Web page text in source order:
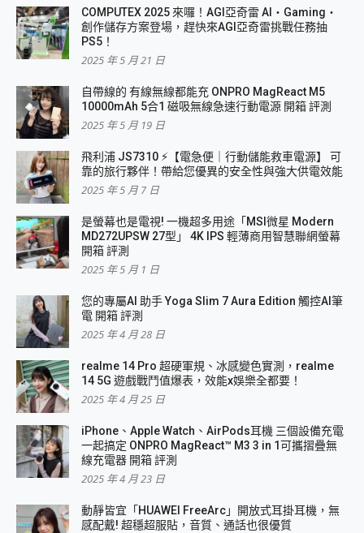
COMPUTEX 2025 來囉！AGI亞奇雷 AI・Gaming・
創作儲存方案登場，趕快來AGI亞奇雷挑戰任務抽
PS5！
2025 年 5 月 21 日
自帶線的 有線無線都能充 ONPRO MagReact M5
10000mAh 5合1 磁吸無線急速行動電源 開箱 評測
2025 年 5 月 19 日
飛利浦 JS7310 ⚡【電急便｜行動儲能救車電源】 可
靠的旅行夥伴！帶給您優異的安全性與強大供電效能
2025 年 5 月 7 日
是螢幕也是電視! 一機超多用途「MSI微星 Modern
MD272UPSW 27型」 4K IPS 輕薄商用智慧聯網螢幕
開箱 評測
2025 年 5 月 1 日
您的專屬AI 助手 Yoga Slim 7 Aura Edition 觸控AI筆
電 開箱 評測
2025 年 4 月 28 日
realme 14 Pro 超硬軍規、冰感變色實測，realme
14 5G 遊戲戰鬥值爆表，效能x娛樂全都要！
2025 年 4 月 25 日
iPhone、Apple Watch、AirPods耳機 三個設備充電
一起搞定 ONPRO MagReact™ M3 3 in 1可攜摺疊無
線充電器 開箱 評測
2025 年 4 月 23 日
動靜皆宜「HUAWEI FreeArc」開放式耳掛耳機，無
感配戴! 超穩超服貼，音質、通話也很優質